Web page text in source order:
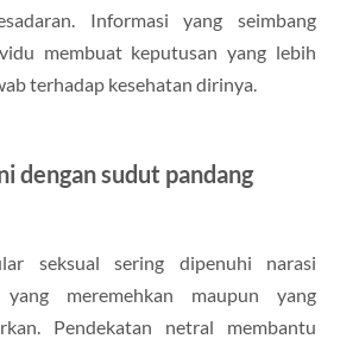
Informasi yang seimbang
membuat keputusan yang lebih
terhadap kesehatan dirinya.
dengan sudut pandang
seksual sering dipenuhi narasi
meremehkan maupun yang
Pendekatan netral membantu